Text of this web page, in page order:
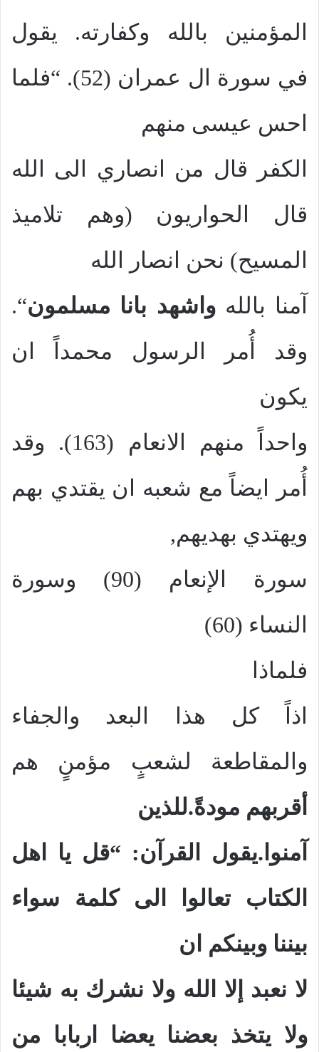
المؤمنين بالله وكفارته. يقول
في سورة ال عمران (52). “فلما
احس عيسى منهم
الكفر قال من انصاري الى الله
قال الحواريون (وهم تلاميذ
المسيح) نحن انصار الله
آمنا باللهواشهد بانا مسلمون“.
وقد أُمر الرسول محمداً ان
يكون
واحداً منهم الانعام (163). وقد
أُمر ايضاً مع شعبه ان يقتدي بهم
ويهتدي بهديهم,
سورة الإنعام (90) وسورة
النساء (60)
فلماذا
اذاً كل هذا البعد والجفاء
والمقاطعة لشعبٍ مؤمنٍ هم
أقربهم مودةً.للذين
آمنوا.يقول القرآن: “قل يا اهل
الكتاب تعالوا الى كلمة سواء
بيننا وبينكم ان
لا نعبد إلا الله ولا نشرك به شيئا
ولا يتخذ بعضنا يعضا اربابا من